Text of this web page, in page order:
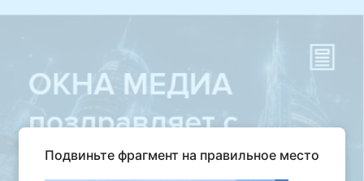
Подвиньте фрагмент на правильное место